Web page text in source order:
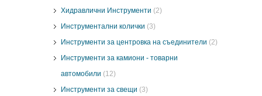
Хидравлични Инструменти (2)
Инструментални колички (3)
Инструменти за центровка на съединители (2)
Инструменти за камиони - товарни
автомобили (12)
Инструменти за свещи (3)